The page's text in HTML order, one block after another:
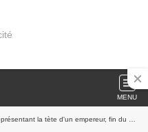
MENU
d'un empereur, fin du XVIème ou XVIIème siècle